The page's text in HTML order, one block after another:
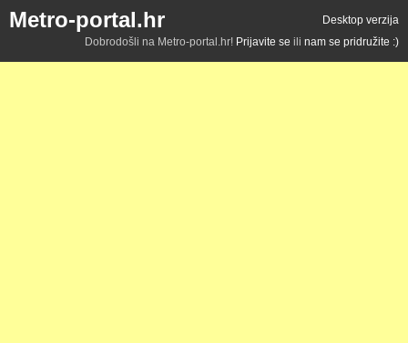
Metro-portal.hr
Desktop verzija
Dobrodošli na Metro-portal.hr! Prijavite se ili nam se pridružite :)